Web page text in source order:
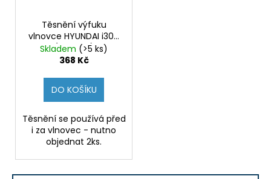
Těsnění výfuku
vlnovce HYUNDAI i30N
(Originál)
Skladem (>5 ks)
368 Kč
DO KOŠÍKU
Těsnění se používá před
i za vlnovec - nutno
objednat 2ks.